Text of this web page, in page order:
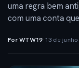
uma regra bem
com uma conta
Por WTW19· 13 de